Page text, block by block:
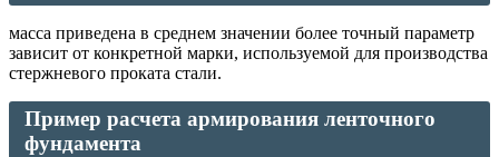
масса приведена в среднем значении более точный параметр
зависит от конкретной марки, используемой для производства
стержневого проката стали.
Пример расчета армирования ленточного
фундамента